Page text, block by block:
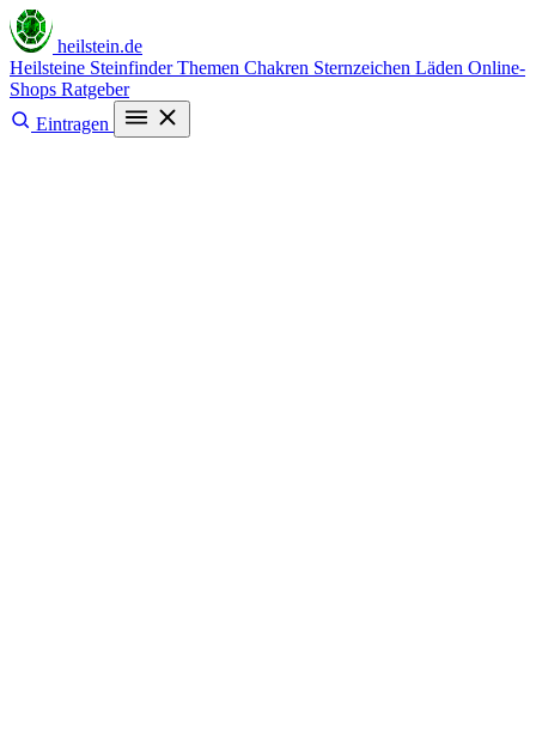
heilstein.de
Heilsteine SteinfinderThemen Chakren Sternzeichen Läden Online-
Shops Ratgeber
Eintragen